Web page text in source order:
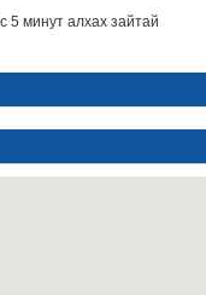
5 минут алхах зайтай